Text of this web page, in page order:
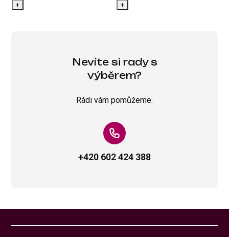
+ +
Nevíte si rady s
výběrem?
Rádi vám pomůžeme.
+420 602 424 388